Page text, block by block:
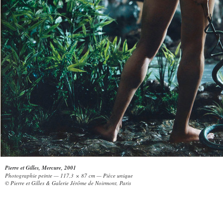
Pierre et Gilles, Mercure, 2001
Photographie peinte — 117,3 × 87 cm — Pièce unique
© Pierre et Gilles & Galerie Jérôme de Noirmont, Paris